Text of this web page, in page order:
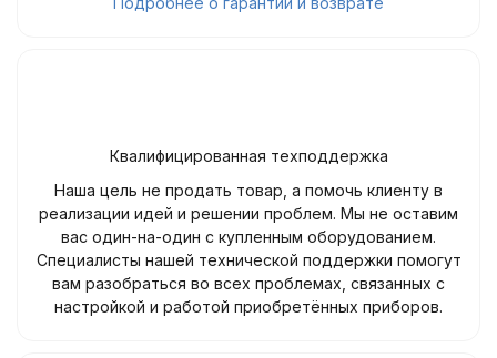
Квалифицированная техподдержка
Наша цель не продать товар, а помочь клиенту в
реализации идей и решении проблем. Мы не оставим
вас один-на-один с купленным оборудованием.
Специалисты нашей технической поддержки помогут
вам разобраться во всех проблемах, связанных с
настройкой и работой приобретённых приборов.